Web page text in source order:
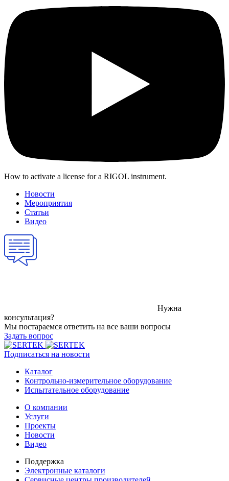
How to activate a license for a RIGOL instrument.
Новости
Мероприятия
Статьи
Видео
Нужна
консультация?
Мы постараемся ответить на все ваши вопросы
Задать вопрос
Подписаться на новости
Каталог
Контрольно-измерительное оборудование
Испытательное оборудование
О компании
Услуги
Проекты
Новости
Видео
Поддержка
Электронные каталоги